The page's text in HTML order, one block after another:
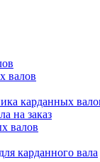
валов
карданных
на заказ
валов
карданного вала